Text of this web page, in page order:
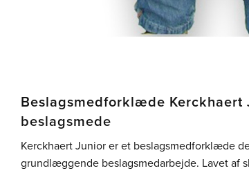
Beslagsmedforklæde
beslagsmede
Kerckhaert Junior er et beslagsmedforklæde
grundlæggende beslagsmedarbejde. Lavet af